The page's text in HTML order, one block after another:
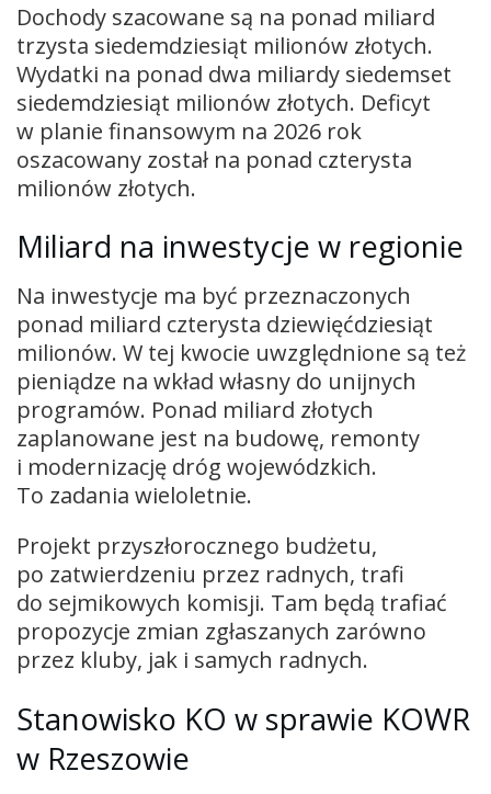
Dochody szacowane są na ponad miliard
trzysta siedemdziesiąt milionów złotych.
Wydatki na ponad dwa miliardy siedemset
siedemdziesiąt milionów złotych. Deficyt
w planie finansowym na 2026 rok
oszacowany został na ponad czterysta
milionów złotych.
Miliard na inwestycje w regionie
Na inwestycje ma być przeznaczonych
ponad miliard czterysta dziewięćdziesiąt
milionów. W tej kwocie uwzględnione są też
pieniądze na wkład własny do unijnych
programów. Ponad miliard złotych
zaplanowane jest na budowę, remonty
i modernizację dróg wojewódzkich.
To zadania wieloletnie.
Projekt przyszłorocznego budżetu,
po zatwierdzeniu przez radnych, trafi
do sejmikowych komisji. Tam będą trafiać
propozycje zmian zgłaszanych zarówno
przez kluby, jak i samych radnych.
Stanowisko KO w sprawie KOWR
w Rzeszowie